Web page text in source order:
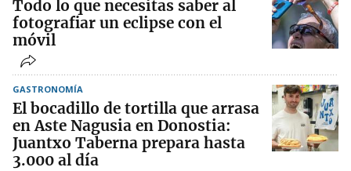
Todo lo que necesitas saber al
fotografiar un eclipse con el
móvil
GASTRONOMÍA
El bocadillo de tortilla que arrasa
en Aste Nagusia en Donostia:
Juantxo Taberna prepara hasta
3.000 al día